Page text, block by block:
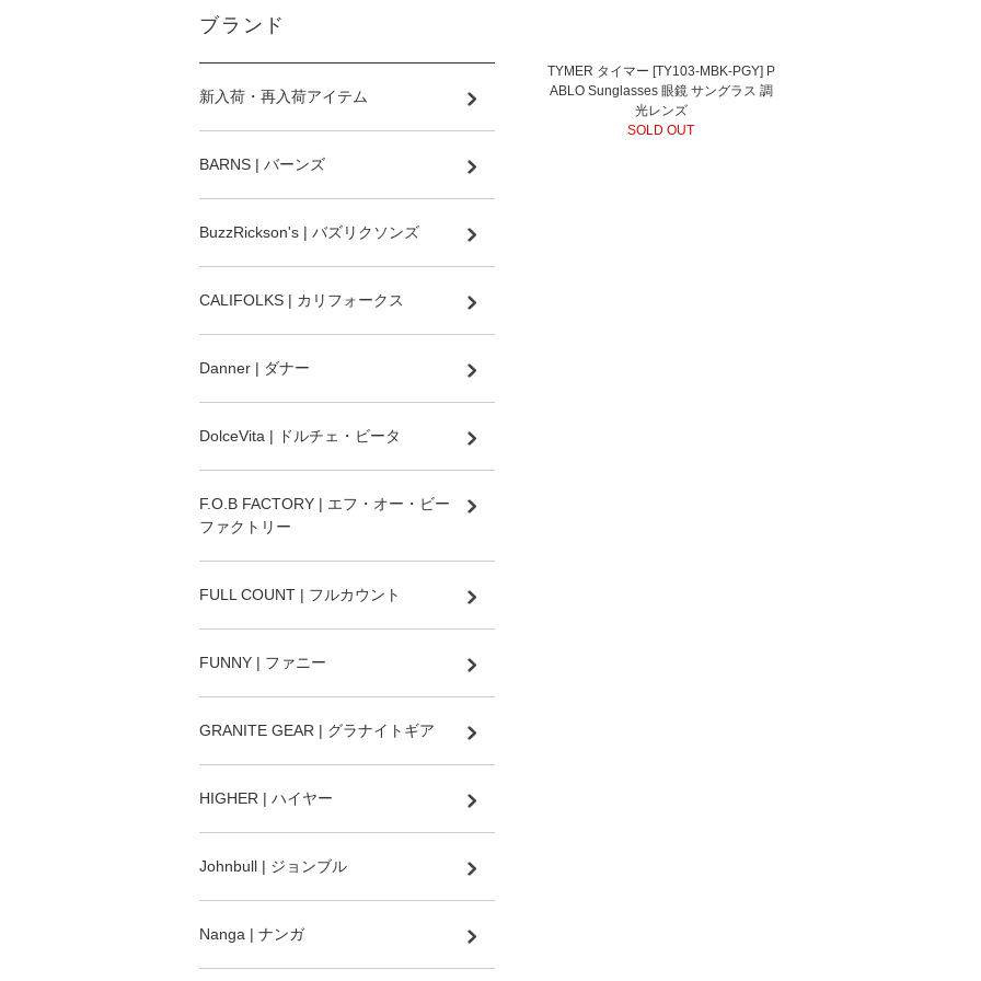
TYMER タイマー [TY103-MBK-PGY] P
ABLO Sunglasses 眼鏡 サングラス 調
光レンズ
SOLD OUT
ブランド
新入荷・再入荷アイテム
BARNS | バーンズ
BuzzRickson's | バズリクソンズ
CALIFOLKS | カリフォークス
Danner | ダナー
DolceVita | ドルチェ・ビータ
F.O.B FACTORY | エフ・オー・ビー
ファクトリー
FULL COUNT | フルカウント
FUNNY | ファニー
GRANITE GEAR | グラナイトギア
HIGHER | ハイヤー
Johnbull | ジョンブル
Nanga | ナンガ